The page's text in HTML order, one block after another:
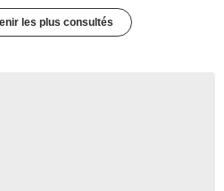
les plus consultés